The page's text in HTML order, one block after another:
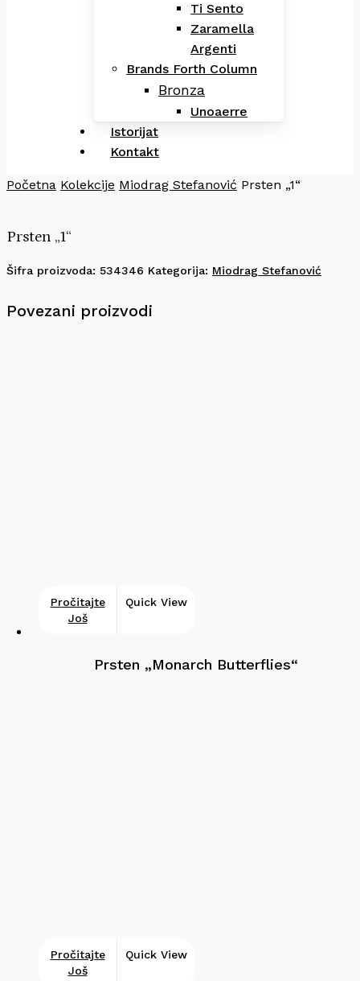
Ti Sento
Zaramella
Argenti
Brands Forth Column
Bronza
Unoaerre
Istorijat
Kontakt
Početna Kolekcije Miodrag Stefanović Prsten „1“
Prsten „1“
Šifra proizvoda: 534346 Kategorija: Miodrag Stefanović
Povezani proizvodi
Pročitajte
Još
Quick View
Prsten „Monarch Butterflies“
Pročitajte
Još
Quick View